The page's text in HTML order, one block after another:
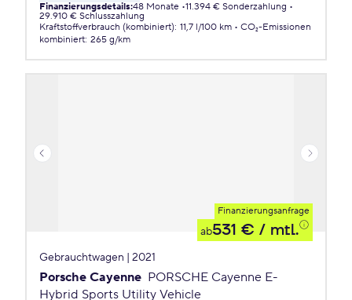
Finanzierungsdetails:48 Monate 11.394 € Sonderzahlung
29.910 € Schlusszahlung
Kraftstoffverbrauch (kombiniert): 11,7 l/100 km
CO₂-Emissionen
kombiniert: 265 g/km
Finanzierungsanfrage
ab531 € / mtl.
Gebrauchtwagen | 2021
Porsche Cayenne PORSCHE Cayenne E-
Hybrid Sports Utility Vehicle